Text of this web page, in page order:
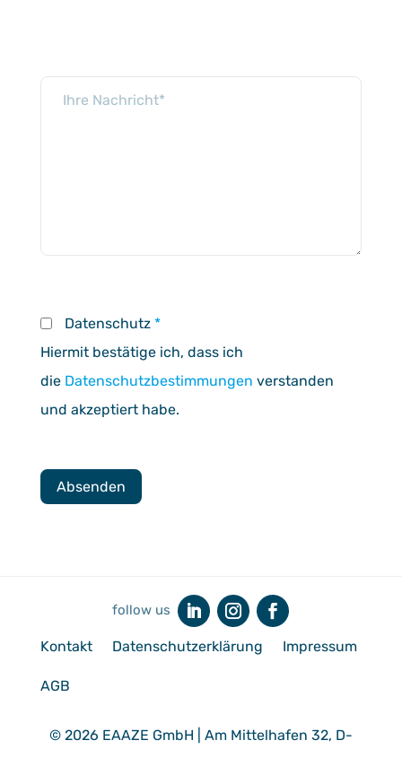
Datenschutz *
Hiermit bestätige ich, dass ich
die Datenschutzbestimmungen verstanden
und akzeptiert habe.
Kontakt Datenschutzerklärung Impressum
AGB
© 2026 EAAZE GmbH | Am Mittelhafen 32, D-